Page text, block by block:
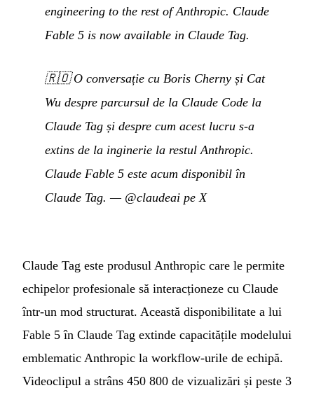
engineering to the rest of Anthropic. Claude
Fable 5 is now available in Claude Tag.
🇷🇴O conversație cu Boris Cherny și Cat
Wu despre parcursul de la Claude Code la
Claude Tag și despre cum acest lucru s-a
extins de la inginerie la restul Anthropic.
Claude Fable 5 este acum disponibil în
Claude Tag. — @claudeai pe X
Claude Tag este produsul Anthropic care le permite
echipelor profesionale să interacționeze cu Claude
într-un mod structurat. Această disponibilitate a lui
Fable 5 în Claude Tag extinde capacitățile modelului
emblematic Anthropic la workflow-urile de echipă.
Videoclipul a strâns 450 800 de vizualizări și peste 3